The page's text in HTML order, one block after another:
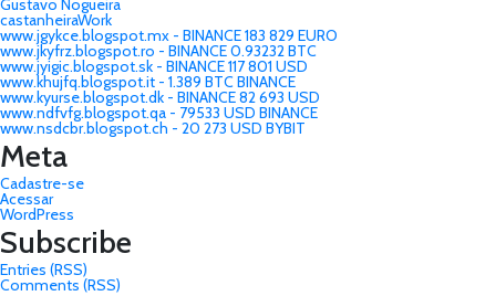
Gustavo Nogueira
castanheiraWork
www.jgykce.blogspot.mx - BINANCE 183 829 EURO
www.jkyfrz.blogspot.ro - BINANCE 0.93232 BTC
www.jyigic.blogspot.sk - BINANCE 117 801 USD
www.khujfq.blogspot.it - 1.389 BTC BINANCE
www.kyurse.blogspot.dk - BINANCE 82 693 USD
www.ndfvfg.blogspot.qa - 79533 USD BINANCE
www.nsdcbr.blogspot.ch - 20 273 USD BYBIT
Meta
Cadastre-se
Acessar
WordPress
Subscribe
Entries (RSS)
Comments (RSS)